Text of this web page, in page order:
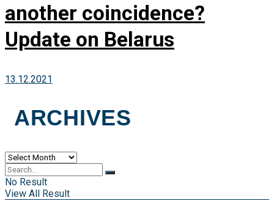
another coincidence?
Update on Belarus
13.12.2021
ARCHIVES
Archives
No Result
View All Result